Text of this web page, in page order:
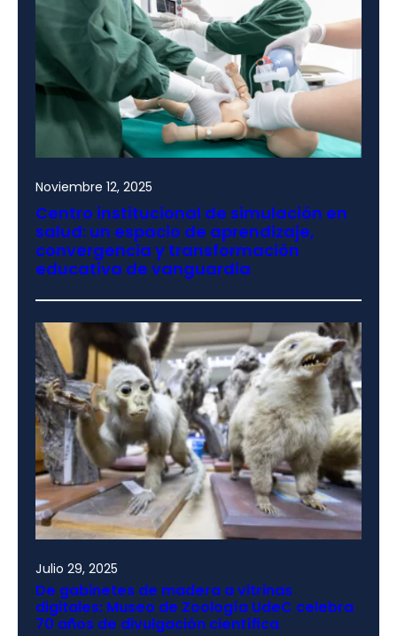
Noviembre 12, 2025
Centro institucional de simulación en
salud: un espacio de aprendizaje,
convergencia y transformación
educativa de vanguardia
Julio 29, 2025
De gabinetes de madera a vitrinas
digitales: Museo de Zoología UdeC celebra
70 años de divulgación científica